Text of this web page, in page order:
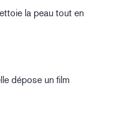
la peau tout en
dépose un film